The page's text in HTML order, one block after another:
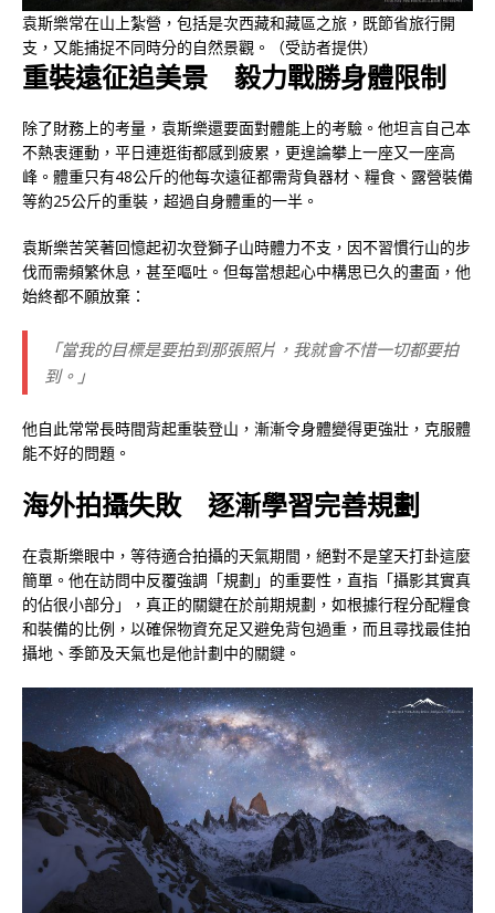
袁斯樂常在山上紮營，包括是次西藏和藏區之旅，既節省旅行開
支，又能捕捉不同時分的自然景觀。（受訪者提供）
重裝遠征追美景 毅力戰勝身體限制
除了財務上的考量，袁斯樂還要面對體能上的考驗。他坦言自己本
不熱衷運動，平日連逛街都感到疲累，更遑論攀上一座又一座高
峰。體重只有48公斤的他每次遠征都需背負器材、糧食、露營裝備
等約25公斤的重裝，超過自身體重的一半。
袁斯樂苦笑著回憶起初次登獅子山時體力不支，因不習慣行山的步
伐而需頻繁休息，甚至嘔吐。但每當想起心中構思已久的畫面，他
始終都不願放棄：
「當我的目標是要拍到那張照片，我就會不惜一切都要拍
到。」
他自此常常長時間背起重裝登山，漸漸令身體變得更強壯，克服體
能不好的問題。
海外拍攝失敗 逐漸學習完善規劃
在袁斯樂眼中，等待適合拍攝的天氣期間，絕對不是望天打卦這麼
簡單。他在訪問中反覆強調「規劃」的重要性，直指「攝影其實真
的佔很小部分」，真正的關鍵在於前期規劃，如根據行程分配糧食
和裝備的比例，以確保物資充足又避免背包過重，而且尋找最佳拍
攝地、季節及天氣也是他計劃中的關鍵。